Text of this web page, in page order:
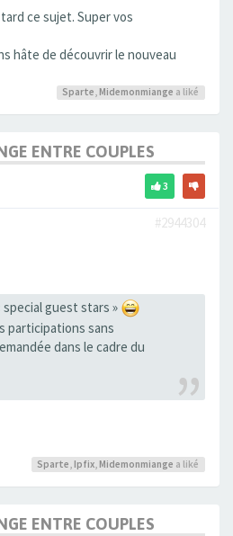
ce sujet. Super vos
hâte de découvrir le nouveau
Sparte, Midemonmiange a liké
ENTRE COUPLES
3
#2944304
special guest stars »
participations sans
dans le cadre du
Sparte Ipfix Midemonmiange a liké
ENTRE COUPLES